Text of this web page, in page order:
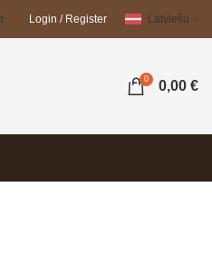
Login / Register Latviešu
0 0,00 €